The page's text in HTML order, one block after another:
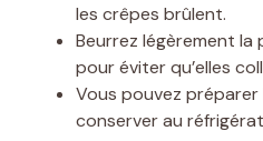
les crêpes brûlent.
Beurrez légèrement
pour éviter qu’elles
Vous pouvez préparer
conserver au